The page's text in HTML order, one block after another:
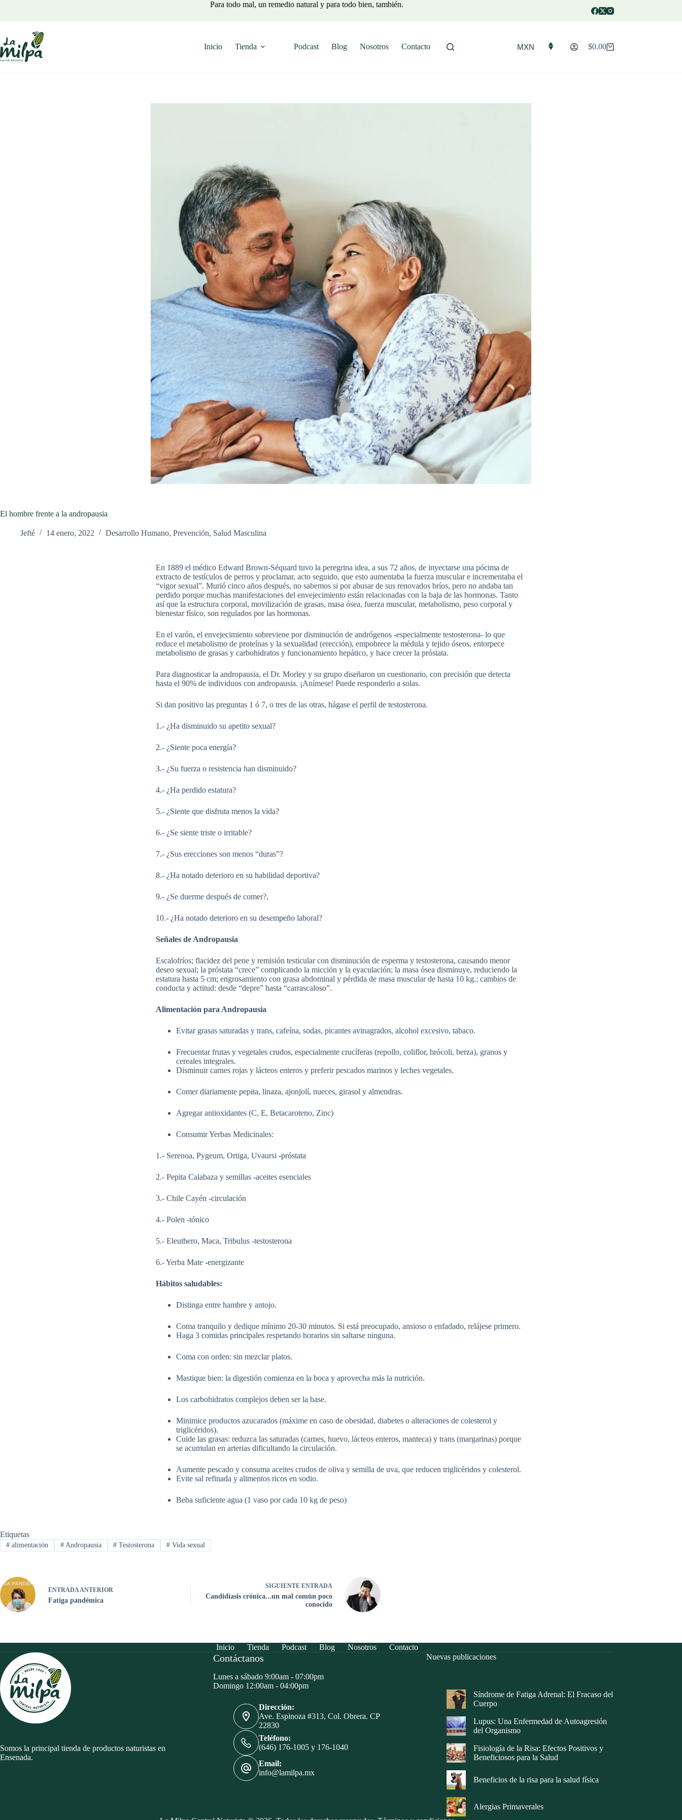
Para todo mal, un remedio natural y para todo bien, también.
Inicio Tienda Podcast Blog Nosotros Contacto MXN $0.00
El hombre frente a la andropausia
Jefté 14 enero, 2022 Desarrollo Humano, Prevención, Salud Masculina
En 1889 el médico Edward Brown-Séquard tuvo la peregrina idea, a sus 72 años, de inyectarse una pócima de
extracto de testículos de perros y proclamar, acto seguido, que esto aumentaba la fuerza muscular e incrementaba el
“vigor sexual”. Murió cinco años después, no sabemos si por abusar de sus renovados bríos, pero no andaba tan
perdido porque muchas manifestaciones del envejecimiento están relacionadas con la baja de las hormonas. Tanto
así que la estructura corporal, movilización de grasas, masa ósea, fuerza muscular, metabolismo, peso corporal y
bienestar físico, son regulados por las hormonas.
En el varón, el envejecimiento sobreviene por disminución de andrógenos -especialmente testosterona- lo que
reduce el metabolismo de proteínas y la sexualidad (erección), empobrece la médula y tejido óseos, entorpece
metabolismo de grasas y carbohidratos y funcionamiento hepático, y hace crecer la próstata.
Para diagnosticar la andropausia, el Dr. Morley y su grupo diseñaron un cuestionario, con precisión que detecta
hasta el 90% de individuos con andropausia. ¡Anímese! Puede responderlo a solas.
Si dan positivo las preguntas 1 ó 7, o tres de las otras, hágase el perfil de testosterona.
1.- ¿Ha disminuido su apetito sexual?
2.- ¿Siente poca energía?
3.- ¿Su fuerza o resistencia han disminuido?
4.- ¿Ha perdido estatura?
5.- ¿Siente que disfruta menos la vida?
6.- ¿Se siente triste o irritable?
7.- ¿Sus erecciones son menos “duras”?
8.- ¿Ha notado deterioro en su habilidad deportiva?
9.- ¿Se duerme después de comer?,
10.- ¿Ha notado deterioro en su desempeño laboral?
Señales de Andropausia
Escalofríos; flacidez del pene y remisión testicular con disminución de esperma y testosterona, causando menor
deseo sexual; la próstata “crece” complicando la micción y la eyaculación; la masa ósea disminuye, reduciendo la
estatura hasta 5 cm; engrosamiento con grasa abdominal y pérdida de masa muscular de hasta 10 kg.; cambios de
conducta y actitud: desde “depre” hasta “carrascaloso”.
Alimentación para Andropausia
Evitar grasas saturadas y trans, cafeína, sodas, picantes avinagrados, alcohol excesivo, tabaco.
Frecuentar frutas y vegetales crudos, especialmente crucíferas (repollo, coliflor, brócoli, berza), granos y
cereales integrales.
Disminuir carnes rojas y lácteos enteros y preferir pescados marinos y leches vegetales.
Comer diariamente pepita, linaza, ajonjolí, nueces, girasol y almendras.
Agregar antioxidantes (C, E, Betacaroteno, Zinc)
Consumir Yerbas Medicinales:
1.- Serenoa, Pygeum, Ortiga, Uvaursi -próstata
2.- Pepita Calabaza y semillas -aceites esenciales
3.- Chile Cayén -circulación
4.- Polen -tónico
5.- Eleuthero, Maca, Tribulus -testosterona
6.- Yerba Mate -energizante
Hábitos saludables:
Distinga entre hambre y antojo.
Coma tranquilo y dedique mínimo 20-30 minutos. Si está preocupado, ansioso o enfadado, relájese primero.
Haga 3 comidas principales respetando horarios sin saltarse ninguna.
Coma con orden: sin mezclar platos.
Mastique bien: la digestión comienza en la boca y aprovecha más la nutrición.
Los carbohidratos complejos deben ser la base.
Minimice productos azucarados (máxime en caso de obesidad, diabetes o alteraciones de colesterol y
triglicéridos).
Cuide las grasas: reduzca las saturadas (carnes, huevo, lácteos enteros, manteca) y trans (margarinas) porque
se acumulan en arterias dificultando la circulación.
Aumente pescado y consuma aceites crudos de oliva y semilla de uva, que reducen triglicéridos y colesterol.
Evite sal refinada y alimentos ricos en sodio.
Beba suficiente agua (1 vaso por cada 10 kg de peso)
Etiquetas
#alimentación #Andropausia # Testosterona # Vida sexual
ENTRADAANTERIOR
Fatiga pandémica
SIGUIENTE ENTRADA
Candidiasis crónica...un mal común poco
conocido
Inicio Tienda Podcast Blog Nosotros Contacto
Somos la principal tienda de productos naturistas en
Ensenada.
Contáctanos
Lunes a sábado 9:00am - 07:00pm
Domingo 12:00am - 04:00pm
Dirección:
Ave. Espinoza #313, Col. Obrera. CP
22830
Teléfono:
(646) 176-1005 y 176-1040
Email:
info@lamilpa.mx
Nuevas publicaciones
Síndrome de Fatiga Adrenal: El Fracaso del
Cuerpo
Lupus: Una Enfermedad de Autoagresión
del Organismo
Fisiología de la Risa: Efectos Positivos y
Beneficiosos para la Salud
Beneficios de la risa para la salud física
Alergias Primaverales